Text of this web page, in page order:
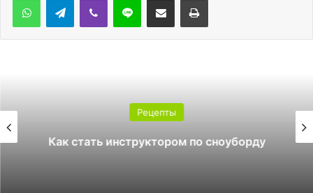
Рецепты
Как стать инструктором по сноуборду